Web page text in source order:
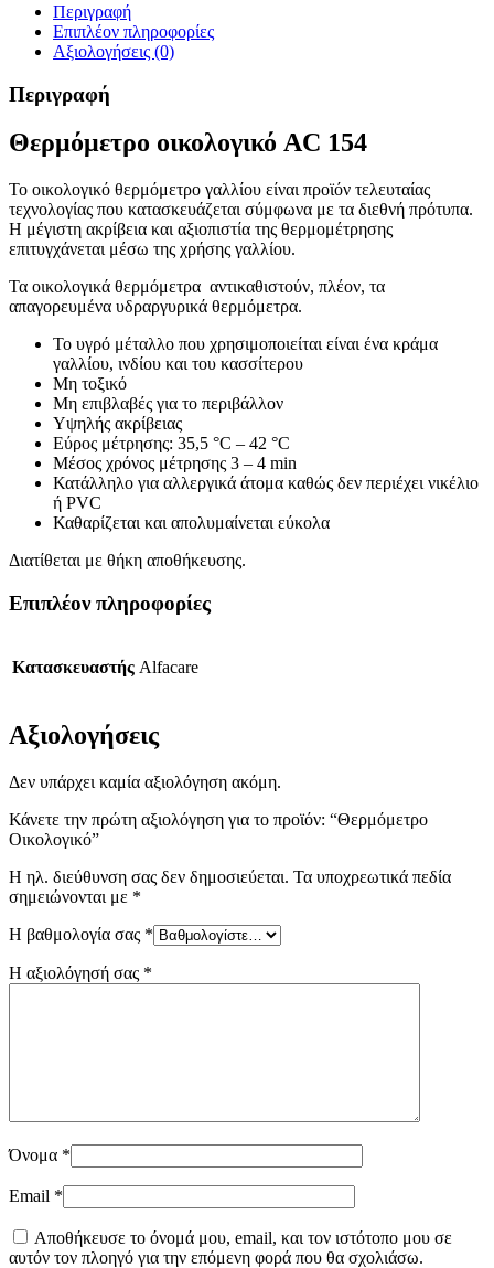
Περιγραφή
Επιπλέον πληροφορίες
Αξιολογήσεις (0)
Περιγραφή
Θερμόμετρο oικολογικό AC 154
Το οικολογικό θερμόμετρο γαλλίου είναι προϊόν τελευταίας
τεχνολογίας που κατασκευάζεται σύμφωνα με τα διεθνή πρότυπα.
Η μέγιστη ακρίβεια και αξιοπιστία της θερμομέτρησης
επιτυγχάνεται μέσω της χρήσης γαλλίου.
Τα οικολογικά θερμόμετρα αντικαθιστούν, πλέον, τα
απαγορευμένα υδραργυρικά θερμόμετρα.
Το υγρό μέταλλο που χρησιμοποιείται είναι ένα κράμα
γαλλίου, ινδίου και του κασσίτερου
Μη τοξικό
Μη επιβλαβές για το περιβάλλον
Υψηλής ακρίβειας
Εύρος μέτρησης: 35,5 °C – 42 °C
Μέσος χρόνος μέτρησης 3 – 4 min
Κατάλληλο για αλλεργικά άτομα καθώς δεν περιέχει νικέλιο
ή PVC
Καθαρίζεται και απολυμαίνεται εύκολα
Διατίθεται με θήκη αποθήκευσης.
Επιπλέον πληροφορίες
Κατασκευαστής Alfacare
Αξιολογήσεις
Δεν υπάρχει καμία αξιολόγηση ακόμη.
Κάνετε την πρώτη αξιολόγηση για το προϊόν: “Θερμόμετρο
Οικολογικό”
Η ηλ. διεύθυνση σας δεν δημοσιεύεται. Τα υποχρεωτικά πεδία
σημειώνονται με *
Η βαθμολογία σας *
Η αξιολόγησή σας *
Όνομα *
Email *
Αποθήκευσε το όνομά μου, email, και τον ιστότοπο μου σε
αυτόν τον πλοηγό για την επόμενη φορά που θα σχολιάσω.